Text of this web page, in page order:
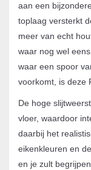
aan een
toplaag versterkt
meer van echt
waar nog wel
waar een spoor
voorkomt, is deze
De hoge
vloer, waardoor
daarbij het
eikenkleuren en
en je zult